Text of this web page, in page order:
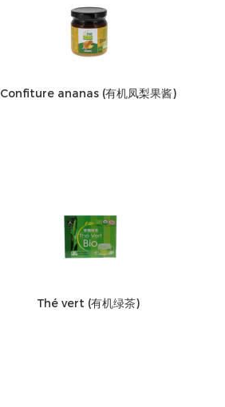
Confiture ananas (有机凤梨果酱)
Thé vert (有机绿茶)